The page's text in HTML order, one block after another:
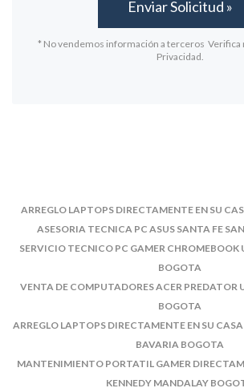
* No vendemos información a terceros Verifica
Privacidad.
ARREGLO LAPTOPS DIRECTAMENTE EN SU
ASESORIA TECNICA PC ASUS SANTA FE
SERVICIO TECNICO PC GAMER CHROMEBOOK
BOGOTA
VENTA DE COMPUTADORES ACER PREDATOR
BOGOTA
ARREGLO LAPTOPS DIRECTAMENTE EN SU CASA
BAVARIA BOGOTA
MANTENIMIENTO PORTATIL GAMER
KENNEDY MANDALAY